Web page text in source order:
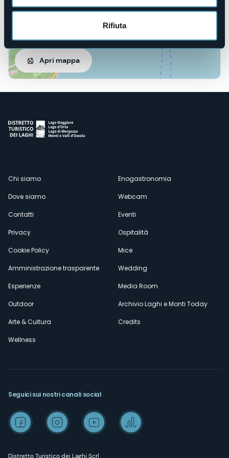
Rifiuta
Apri mappa
Menù
secondario
Chi siamo
Dove siamo
Contatti
Privacy
Cookie Policy
Amministrazione trasparente
Esperienze
Outdoor
Arte & Cultura
Wellness
Enogastronomia
Webcam
Eventi
Ospitalità
Mice
Wedding
Media Room
Archivio Laghi e Monti Today
Credits
Distretto Turistico dei Laghi Scrl
Seguici sui nostri canali social